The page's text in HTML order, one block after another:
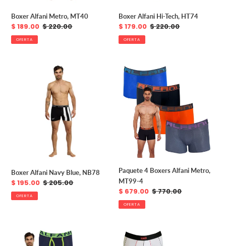
Boxer Alfani Metro, MT40
Precio
de
venta
$ 189.00 Precio
$ 220.00
OFERTA
Boxer Alfani Hi-Tech, HT74
Precio
de
venta
$ 179.00 Precio
$ 220.00
OFERTA
Boxer Alfani Navy Blue, NB78
Precio
de
venta
$ 195.00 Precio
$ 205.00
OFERTA
Paquete
Boxers
Alfani
Metro,
MT99-
Paquete 4 Boxers Alfani Metro,
MT99-4
Precio
de
venta
$ 679.00 Precio
$ 770.00
OFERTA
Paquete
Paquete